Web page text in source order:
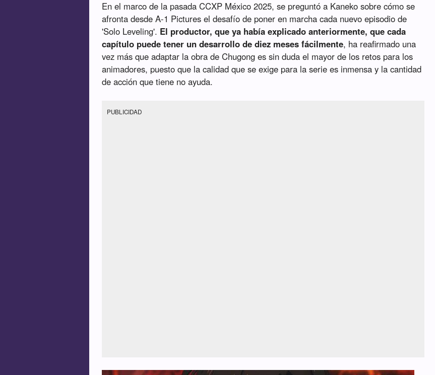
En el marco de la pasada CCXP México 2025, se preguntó a Kaneko sobre cómo se
afronta desde A-1 Pictures el desafío de poner en marcha cada nuevo episodio de
'Solo Leveling'. El productor, que ya había explicado anteriormente, que cada
capítulo puede tener un desarrollo de diez meses fácilmente, ha reafirmado una
vez más que adaptar la obra de Chugong es sin duda el mayor de los retos para los
animadores, puesto que la calidad que se exige para la serie es inmensa y la cantidad
de acción que tiene no ayuda.
PUBLICIDAD